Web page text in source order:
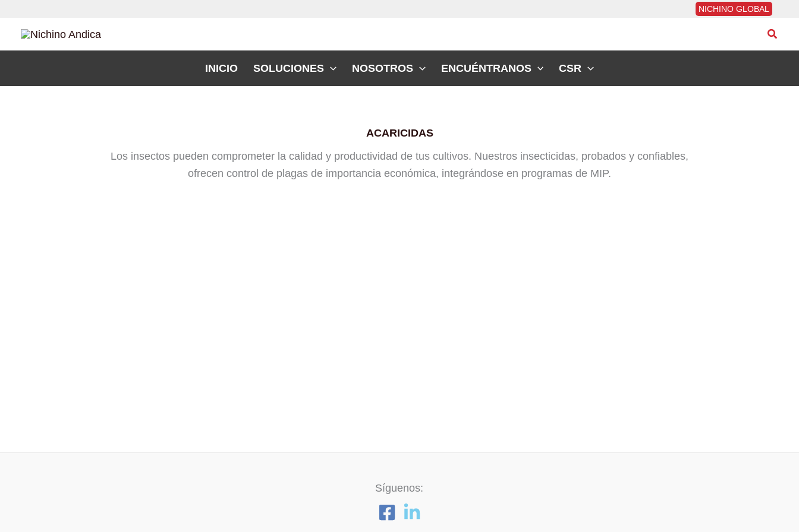
contenido
NICHINO GLOBAL
INICIO SOLUCIONES NOSOTROS ENCUÉNTRANOS CSR
ACARICIDAS
Los insectos pueden comprometer la calidad y productividad de tus cultivos. Nuestros insecticidas, probados y confiables,
ofrecen control de plagas de importancia económica, integrándose en programas de MIP.
Síguenos: